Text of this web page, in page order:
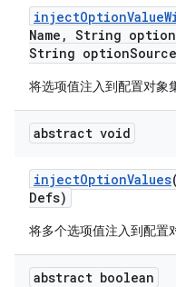
injectOptionValue
Name , String option
String option
将选项值注入到配置对象
abstract void
injectOptionValues
Defs)
将多个选项值注入到配置
abstract boolean